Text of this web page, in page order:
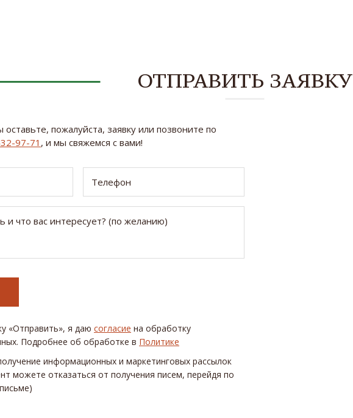
ОТПРАВИТЬ ЗАЯВКУ
пожалуйста, заявку или позвоните по
97-71 , и мы свяжемся с вами!
«Отправить», я даю согласие на обработку
Подробнее об обработке в Политике
информационных и маркетинговых рассылок
можете отказаться от получения писем, перейдя по